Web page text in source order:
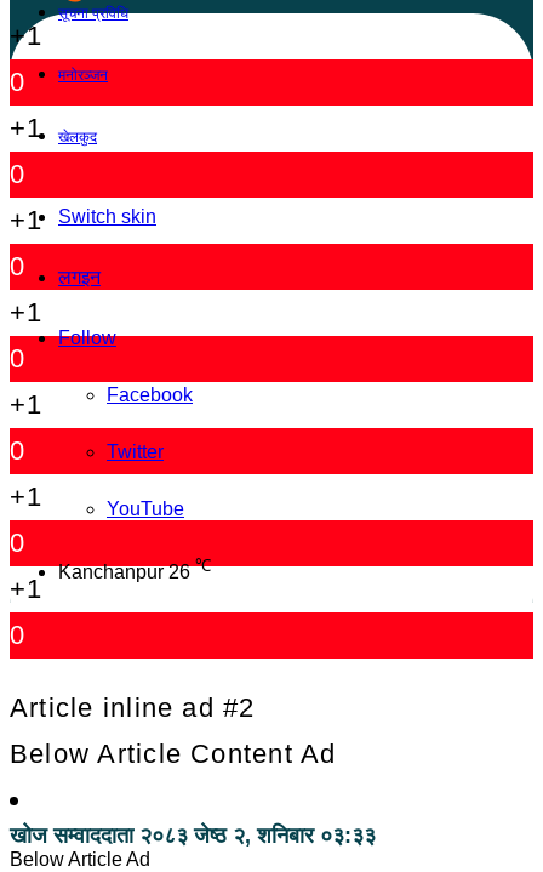
सूचना प्रविधि
मनोरञ्जन
खेलकुद
Switch skin
लगइन
Follow
Facebook
Twitter
YouTube
Kanchanpur 26℃
+1
0
+1
0
+1
0
+1
0
+1
0
+1
0
+1
0
Article inline ad #2
Below Article Content Ad
खोज सम्वाददाता २०८३ जेष्ठ २, शनिबार ०३:३३
Below Article Ad